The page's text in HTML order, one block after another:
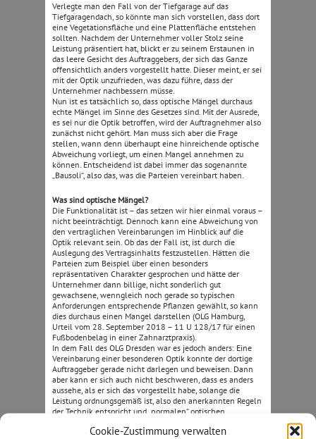
Cookie-Zustimmung verwalten
Verlegte man den Fall von der Tiefgarage auf das
Tiefgaragendach, so könnte man sich vorstellen, dass dort
eine Vegetationsfläche und eine Plattenfläche entstehen
sollten. Nachdem der Unternehmer voller Stolz seine
Leistung präsentiert hat, blickt er zu seinem Erstaunen in
das leere Gesicht des Auftraggebers, der sich das Ganze
offensichtlich anders vorgestellt hatte. Dieser meint, er sei
mit der Optik unzufrieden, was dazu führe, dass der
Unternehmer nachbessern müsse.
Nun ist es tatsächlich so, dass optische Mängel durchaus
echte Mängel im Sinne des Gesetzes sind. Mit der Ausrede,
es sei nur die Optik betroffen, wird der Auftragnehmer also
zunächst nicht gehört. Man muss sich aber die Frage
stellen, wann denn überhaupt eine hinreichende optische
Abweichung vorliegt, um einen Mangel annehmen zu
können. Entscheidend ist dabei immer das sogenannte
„Bausoli“, also das, was die Parteien vereinbart haben.
Was sind optische Mängel?
Die Funktionalität ist – das setzen wir hier einmal voraus –
nicht beeinträchtigt. Dennoch kann eine Abweichung von
den vertraglichen Vereinbarungen im Hinblick auf die
Optik relevant sein. Ob das der Fall ist, ist durch die
Auslegung des Vertragsinhalts festzustellen. Hätten die
Parteien zum Beispiel über einen besonders
repräsentativen Charakter gesprochen und hätte der
Unternehmer dann billige, nicht sonderlich gut
gewachsene, wenngleich noch gerade so typischen
Anforderungen entsprechende Pflanzen gewählt, so kann
dies durchaus einen Mangel darstellen (OLG Hamburg,
Urteil vom 28. September 2018 – 11 U 128/17 für einen
Fußbodenbelag in einer Zahnarztpraxis).
In dem Fall des OLG Dresden war es jedoch anders: Eine
Vereinbarung einer besonderen Optik konnte der dortige
Auftraggeber gerade nicht darlegen und beweisen. Dann
aber kann er sich auch nicht beschweren, dass es anders
aussehe, als er sich das vorgestellt habe, solange die
Leistung ordnungsgemäß ist, also den anerkannten Regeln
der Technik entspricht und „normalen“ optischen